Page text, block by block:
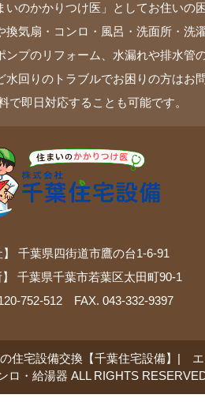
いのかかりつけ医」としてお住いの
換気扇・コンロ・風呂・洗面所・洗
ンプのリフォーム、水漏れや排水管
水回りのトラブルでお困りの方はお
で即日対応することも可能です。
】 千葉県四街道市鷹の台1-6-91
】 千葉県千葉市若葉区太田町90-1
752-512 FAX. 043-332-9397
住宅設備交換【千葉住宅設備】|
ロ・給湯器 ALL RIGHTS